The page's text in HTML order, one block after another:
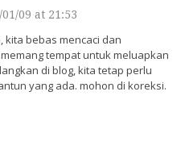
01/09 at 21:53
kita bebas mencaci dan
tempat untuk meluapkan
di blog, kita tetap perlu
yang ada. mohon di koreksi.